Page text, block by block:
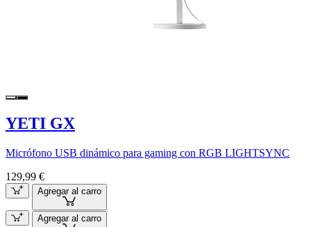
YETI GX
Micrófono USB dinámico para gaming con RGB LIGHTSYNC
129,99 €
Agregar al carro
Agregar al carro